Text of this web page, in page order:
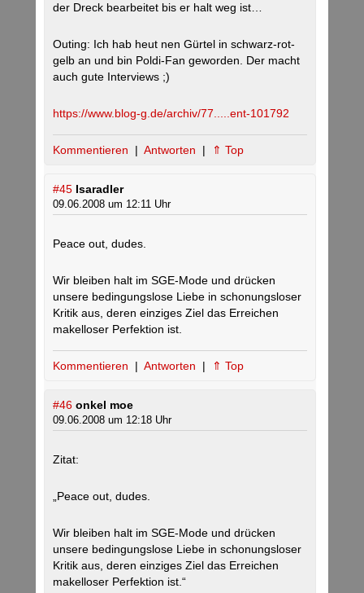
der Dreck bearbeitet bis er halt weg ist…
Outing: Ich hab heut nen Gürtel in schwarz-rot-
gelb an und bin Poldi-Fan geworden. Der macht
auch gute Interviews ;)
https://www.blog-g.de/archiv/77.....ent-101792
Kommentieren | Antworten | ⇑ Top
#45 Isaradler
09.06.2008 um 12:11 Uhr
Peace out, dudes.
Wir bleiben halt im SGE-Mode und drücken
unsere bedingungslose Liebe in schonungsloser
Kritik aus, deren einziges Ziel das Erreichen
makelloser Perfektion ist.
Kommentieren | Antworten | ⇑ Top
#46 onkel moe
09.06.2008 um 12:18 Uhr
Zitat:
„Peace out, dudes.
Wir bleiben halt im SGE-Mode und drücken
unsere bedingungslose Liebe in schonungsloser
Kritik aus, deren einziges Ziel das Erreichen
makelloser Perfektion ist.“